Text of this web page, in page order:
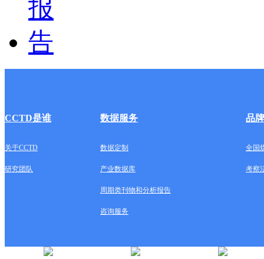
CCTD是谁 数据服务 品
关于CCTD 数据定制 全国
研究团队 产业数据库 考察
周期类刊物和分析报告
咨询服务